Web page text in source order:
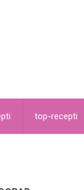
top-recepti